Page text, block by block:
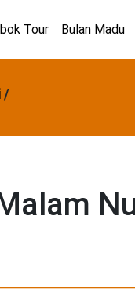
Tour Bulan Madu
/